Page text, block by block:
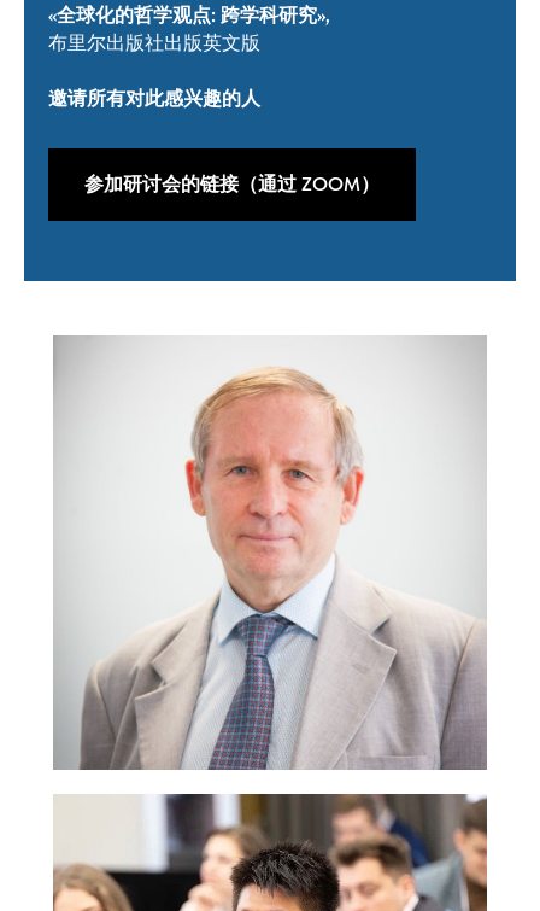
«全球化的哲学观点: 跨学科研究»,
布里尔出版社出版英文版
邀请所有对此感兴趣的人
参加研讨会的链接（通过 ZOOM）